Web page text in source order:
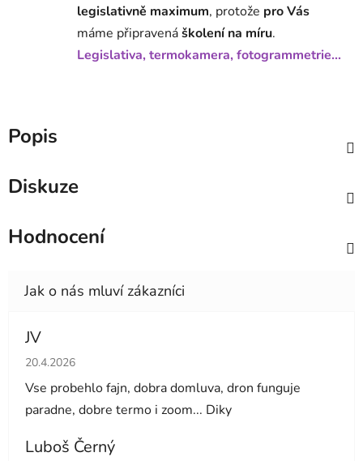
legislativně maximum, protože pro Vás
máme připravenáškolení na míru.
Legislativa, termokamera, fotogrammetrie...
Popis
Diskuze
Hodnocení
JV
Hodnocení obchodu je 5 z 5 hvězdiček.
20.4.2026
Vse probehlo fajn, dobra domluva, dron funguje
paradne, dobre termo i zoom... Diky
Luboš Černý